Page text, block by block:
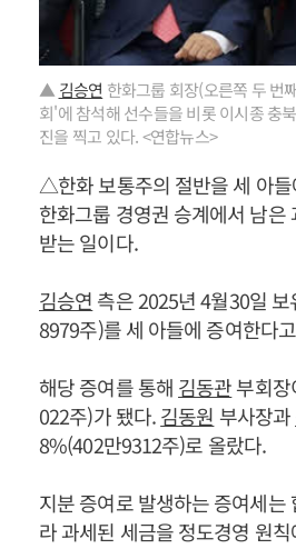
▲ 김승연 한화그룹 회장(오른쪽 두 번
회'에 참석해 선수들을 비롯 이시종 충
진을 찍고 있다. <연합뉴스>
△한화 보통주의 절반을 세 아들
한화그룹 경영권 승계에서 남은
받는 일이다.
김승연 측은 2025년 4월30일
8979주)를 세 아들에 증여한다
해당 증여를 통해 김동관부회
022주)가 됐다.김동원 부사장과
8%(402만9312주)로 올랐다.
지분 증여로 발생하는 증여세는
라 과세된 세금을 정도경영 원